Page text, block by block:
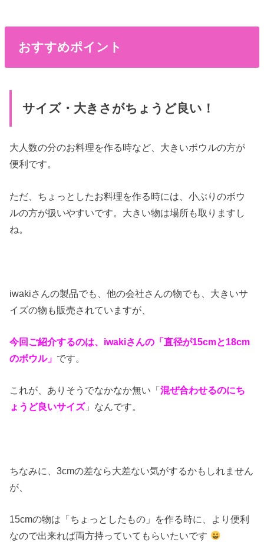
おすすめポイント
サイズ・大きさがちょうど良い！
大人数の分のお料理を作る時など、大きいボウルの方が
便利です。
ただ、ちょっとしたお料理を作る時には、小ぶりのボウ
ルの方が扱いやすいです。大きい物は場所も取りますし
ね。
iwakiさんの製品でも、他の会社さんの物でも、大きいサ
イズの物も販売されていますが、
今回ご紹介するのは、iwakiさんの「直径が15cmと18cm
のボウル」 です。
これが、ありそうでなかなか無い「混ぜ合わせるのにち
ょうど良いサイズ」なんです。
ちなみに、3cmの差なら大差ない気がするかもしれません
が、
15cmの物は「ちょっとしたもの」を作る時に、より便利
なので出来れば両方持っていてもらいたいです